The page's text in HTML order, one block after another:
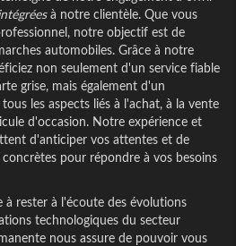
à notre clientèle. Que vous
notre objectif est de
automobiles. Grâce à notre
non seulement d'un service fiable
grise, mais également d'un
les aspects liés à l'achat, à la vente
d'occasion. Notre expérience et
d'anticiper vos attentes et de
pour répondre à vos besoins
à rester à l'écoute des évolutions
technologiques du secteur
nous assure de pouvoir vous